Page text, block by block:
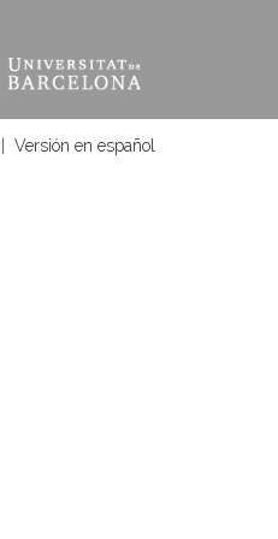
Versión en español